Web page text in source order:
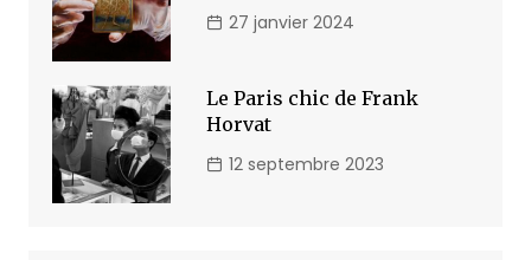
27 janvier 2024
Le Paris chic de Frank
Horvat
12 septembre 2023